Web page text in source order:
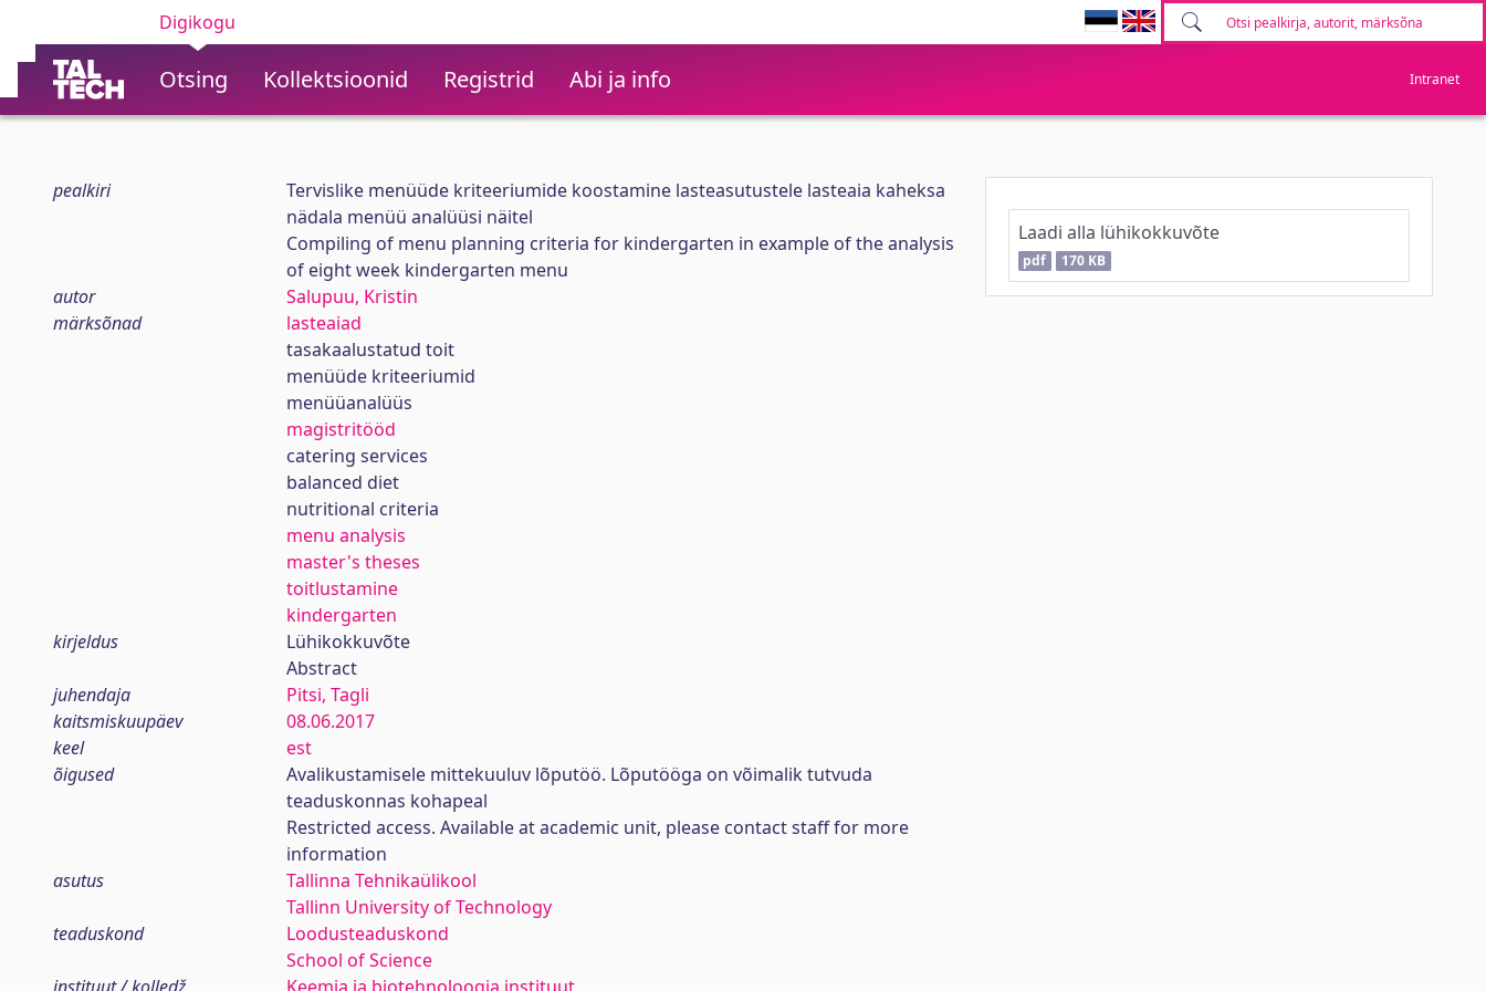
Digikogu
Otsing Kollektsioonid Registrid Abi ja info Intranet
pealkiri
Tervislike menüüde kriteeriumide koostamine lasteasutustele lasteaia kaheksa
nädala menüü analüüsi näitel
Compiling of menu planning criteria for kindergarten in example of the analysis
of eight week kindergarten menu
autor
Salupuu, Kristin
märksõnad
lasteaiad
tasakaalustatud toit
menüüde kriteeriumid
menüüanalüüs
magistritööd
catering services
balanced diet
nutritional criteria
menu analysis
master's theses
toitlustamine
kindergarten
kirjeldus
Lühikokkuvõte
Abstract
juhendaja
Pitsi, Tagli
kaitsmiskuupäev
08.06.2017
keel
est
õigused
Avalikustamisele mittekuuluv lõputöö. Lõputööga on võimalik tutvuda
teaduskonnas kohapeal
Restricted access. Available at academic unit, please contact staff for more
information
asutus
Tallinna Tehnikaülikool
Tallinn University of Technology
teaduskond
Loodusteaduskond
School of Science
Laadi alla lühikokkuvõte
pdf 170 KB